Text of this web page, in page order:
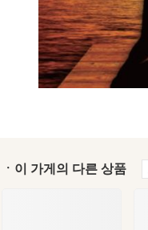
ㆍ이 가게의 다른 상품